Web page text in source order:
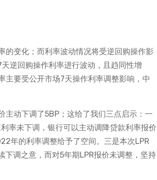
的变化；而利率波动情况将受逆回购操作影
逆回购操作利率进行波动，且趋同性增
要受公开市场7天操作利率调整影响，中
主动下调了5BP；这给了我们三点启示：一
率未下调，银行可以主动调降贷款利率报价
年的利率调整给予了空间。三是本次LPR
调之意，而对5年期LPR报价未调整，坚持